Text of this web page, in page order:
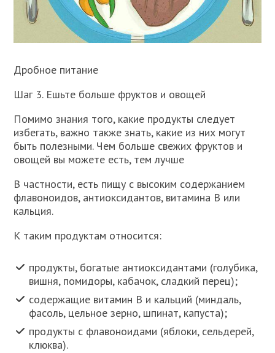
Дробное питание
Шаг 3. Ешьте больше фруктов и овощей
Помимо знания того, какие продукты следует
избегать, важно также знать, какие из них могут
быть полезными. Чем больше свежих фруктов и
овощей вы можете есть, тем лучше
В частности, есть пищу с высоким содержанием
флавоноидов, антиоксидантов, витамина B или
кальция.
К таким продуктам относится:
продукты, богатые антиоксидантами (голубика,
вишня, помидоры, кабачок, сладкий перец);
содержащие витамин B и кальций (миндаль,
фасоль, цельное зерно, шпинат, капуста);
продукты с флавоноидами (яблоки, сельдерей,
клюква).